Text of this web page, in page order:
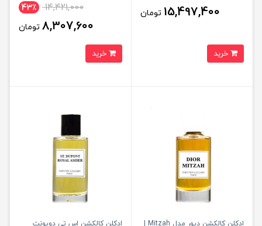
15,497,400 تومان 14,421,000 43٪
8,307,600 تومان
ادکلن کالکشن دیور مدل Mitzah |
ادکلن کالکشن اس تی دوپونت